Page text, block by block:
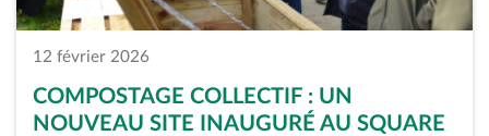
12 février 2026
COMPOSTAGE COLLECTIF : UN
NOUVEAU SITE INAUGURÉ AU SQUARE